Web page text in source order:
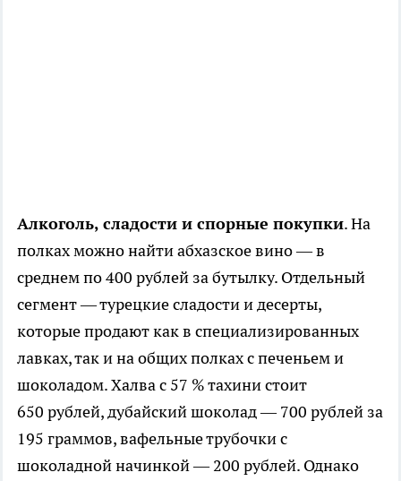
Алкоголь, сладости и спорные покупки. На
полках можно найти абхазское вино — в
среднем по 400 рублей за бутылку. Отдельный
сегмент — турецкие сладости и десерты,
которые продают как в специализированных
лавках, так и на общих полках с печеньем и
шоколадом. Халва с 57 % тахини стоит
650 рублей, дубайский шоколад — 700 рублей за
195 граммов, вафельные трубочки с
шоколадной начинкой — 200 рублей. Однако